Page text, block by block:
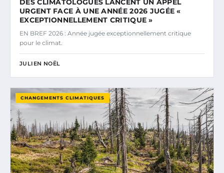
DES CLIMATOLOGUES LANCENT UN APPEL
URGENT FACE À UNE ANNÉE 2026 JUGÉE «
EXCEPTIONNELLEMENT CRITIQUE »
EN BREF 2026 : Année jugée exceptionnellement critique
pour le climat.
JULIEN NOËL
CHANGEMENTS CLIMATIQUES